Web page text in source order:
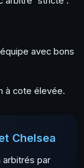
avec bons
à cote élevée.
Chelsea
arbitrés par